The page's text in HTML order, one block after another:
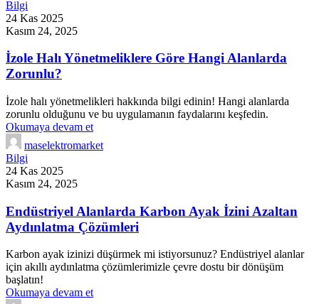
Bilgi
24 Kas 2025
Kasım 24, 2025
İzole Halı Yönetmeliklere Göre Hangi Alanlarda
Zorunlu?
İzole halı yönetmelikleri hakkında bilgi edinin! Hangi alanlarda
zorunlu olduğunu ve bu uygulamanın faydalarını keşfedin.
Okumaya devam et
maselektromarket
Bilgi
24 Kas 2025
Kasım 24, 2025
Endüstriyel Alanlarda Karbon Ayak İzini Azaltan
Aydınlatma Çözümleri
Karbon ayak izinizi düşürmek mi istiyorsunuz? Endüstriyel alanlar
için akıllı aydınlatma çözümlerimizle çevre dostu bir dönüşüm
başlatın!
Okumaya devam et